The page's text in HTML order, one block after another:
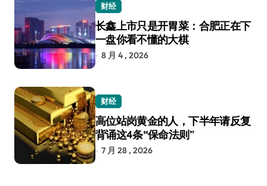
财经
长鑫上市只是开胃菜：合肥正在下
一盘你看不懂的大棋
8 月 4 , 2026
财经
高位站岗黄金的人，下半年请反复
背诵这4条“保命法则”
7 月 28 , 2026